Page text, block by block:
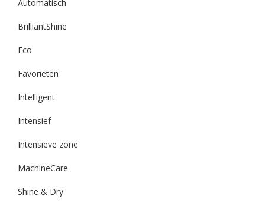
Automatisch
BrilliantShine
Eco
Favorieten
Intelligent
Intensief
Intensieve zone
MachineCare
Shine & Dry